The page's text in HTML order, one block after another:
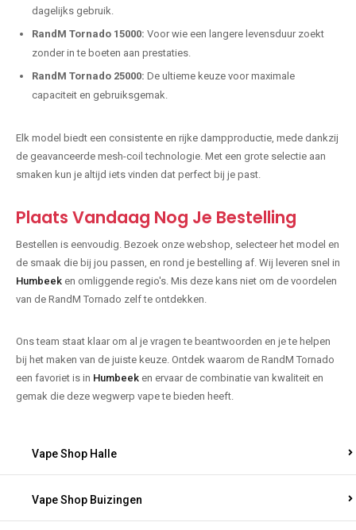
dagelijks gebruik.
RandM Tornado 15000: Voor wie een langere levensduur zoekt
zonder in te boeten aan prestaties.
RandM Tornado 25000: De ultieme keuze voor maximale
capaciteit en gebruiksgemak.
Elk model biedt een consistente en rijke dampproductie, mede dankzij
de geavanceerde mesh-coil technologie. Met een grote selectie aan
smaken kun je altijd iets vinden dat perfect bij je past.
Plaats Vandaag Nog Je Bestelling
Bestellen is eenvoudig. Bezoek onze webshop, selecteer het model en
de smaak die bij jou passen, en rond je bestelling af. Wij leveren snel in
Humbeek en omliggende regio's. Mis deze kans niet om de voordelen
van de RandM Tornado zelf te ontdekken.
Ons team staat klaar om al je vragen te beantwoorden en je te helpen
bij het maken van de juiste keuze. Ontdek waarom de RandM Tornado
een favoriet is in Humbeek en ervaar de combinatie van kwaliteit en
gemak die deze wegwerp vape te bieden heeft.
Vape Shop Halle
Vape Shop Buizingen